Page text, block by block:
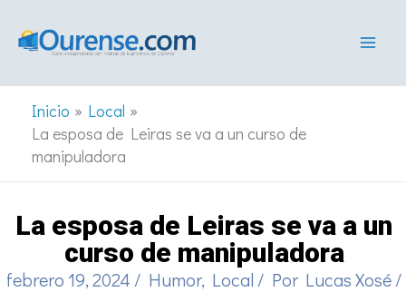
Inicio
Local
La esposa de Leiras se va a un curso de
manipuladora
La esposa de Leiras se va a un
curso de manipuladora
febrero 19, 2024 / Humor, Local / Por Lucas Xosé/